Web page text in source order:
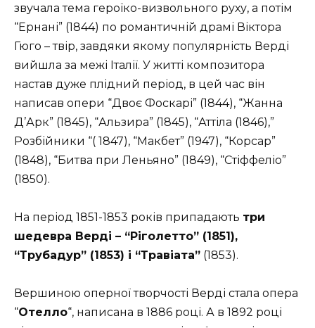
звучала тема героїко-визвольного руху, а потім
“Ернані” (1844) по романтичній драмі Віктора
Гюго – твір, завдяки якому популярність Верді
вийшла за межі Італії. У житті композитора
настав дуже плідний період, в цей час він
написав опери “Двоє Фоскарі” (1844), “Жанна
Д’Арк” (1845), “Альзира” (1845), “Аттіла (1846),”
Розбійники “( 1847), “Макбет” (1947), “Корсар”
(1848), “Битва при Леньяно” (1849), “Стіффеліо”
(1850).
На період 1851-1853 років припадають три
шедевра Верді – “Ріголетто” (1851),
“Трубадур” (1853) і “Травіата” (1853).
Вершиною оперної творчості Верді стала опера
“Отелло“, написана в 1886 році. А в 1892 році